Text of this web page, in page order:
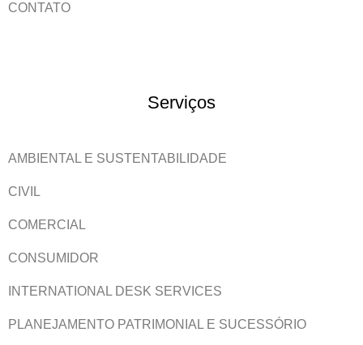
CONTATO
Serviços
AMBIENTAL E SUSTENTABILIDADE
CIVIL
COMERCIAL
CONSUMIDOR
INTERNATIONAL DESK SERVICES
PLANEJAMENTO PATRIMONIAL E SUCESSÓRIO